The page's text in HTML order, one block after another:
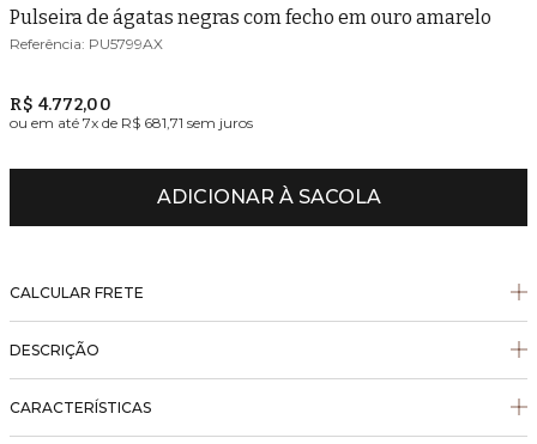
Pulseira de ágatas negras com fecho em ouro amarelo
PU5799AX
R$ 4.772,00
ou em até 7x de R$ 681,71 sem juros
ADICIONAR À SACOLA
CALCULAR FRETE
DESCRIÇÃO
CARACTERÍSTICAS